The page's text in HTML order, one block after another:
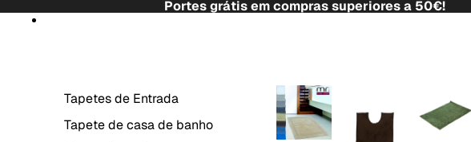
Portes grátis em compras superiores a 50€!
Tapetes de Entrada
Tapete de casa de banho
Saltar para a informação do produto